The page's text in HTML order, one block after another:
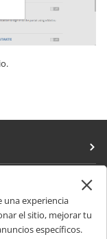
una experiencia
el sitio, mejorar tu
específicos.